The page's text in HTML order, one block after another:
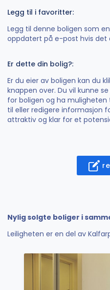
Legg til i favoritter:
Legg til denne boligen som
oppdatert på e-post hvis det
Er dette din bolig?:
Er du eier av boligen kan du
knappen over. Du vil kunne
for boligen og ha
til eller redigere informasjon
attraktiv og klar for et
Nylig solgte boliger i
Leiligheten er en del av